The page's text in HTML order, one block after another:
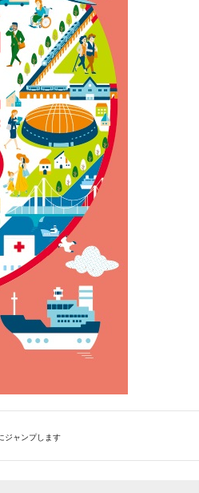
ジャンプします